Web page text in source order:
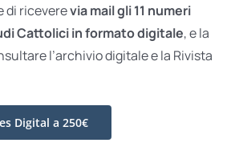
di riceverevia mail gli 11 numeri
Cattolici in formato digitale, e la
l’archivio digitale e la Rivista
Digital a 250€